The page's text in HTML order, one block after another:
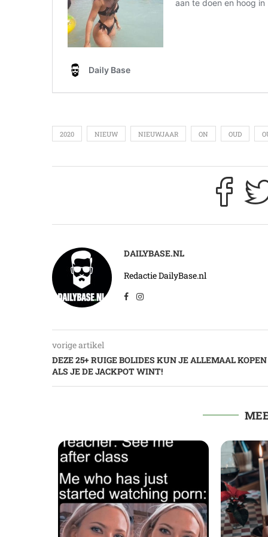
2020 NIEUW NIEUWJAAR ON OUD
DAILYBASE.NL
Redactie DailyBase.nl
vorige artikel
DEZE 25+ RUIGE BOLIDES KUN JE ALLEMAAL KOPEN
ALS JE DE JACKPOT WINT!